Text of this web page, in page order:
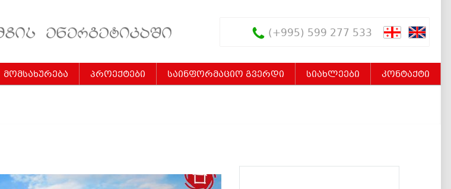
(+995) 599 277 533
მომსახურება პროექტები საინფორმაციო გვერდი სიახლეები კონტაქტი